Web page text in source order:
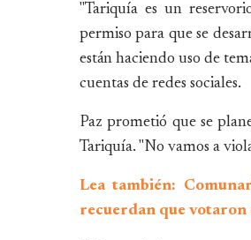
"Tariquía es un
permiso para que se
están haciendo uso de
cuentas de redes sociales.
Paz prometió que se
Tariquía. "No vamos a
Lea también:
recuerdan que votaron